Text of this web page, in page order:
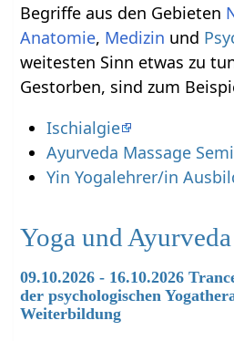
Begriffe aus den Gebieten
Anatomie, Medizin und
weitesten Sinn etwas zu
Gestorben‏‎, sind zum
Ischialgie
Ayurveda Massage
Yin Yogalehrer/in
Yoga und
09.10.2026 - 16.10.2026
der psychologischen
Weiterbildung